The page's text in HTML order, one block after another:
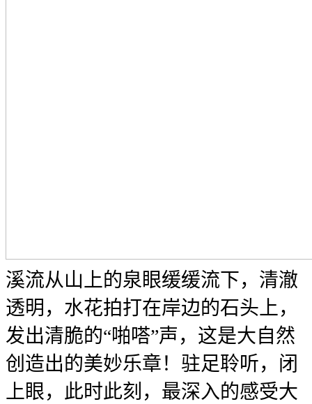
溪流从山上的泉眼缓缓流下，清澈
透明，水花拍打在岸边的石头上，
发出清脆的“啪嗒”声，这是大自然
创造出的美妙乐章！驻足聆听，闭
上眼，此时此刻，最深入的感受大